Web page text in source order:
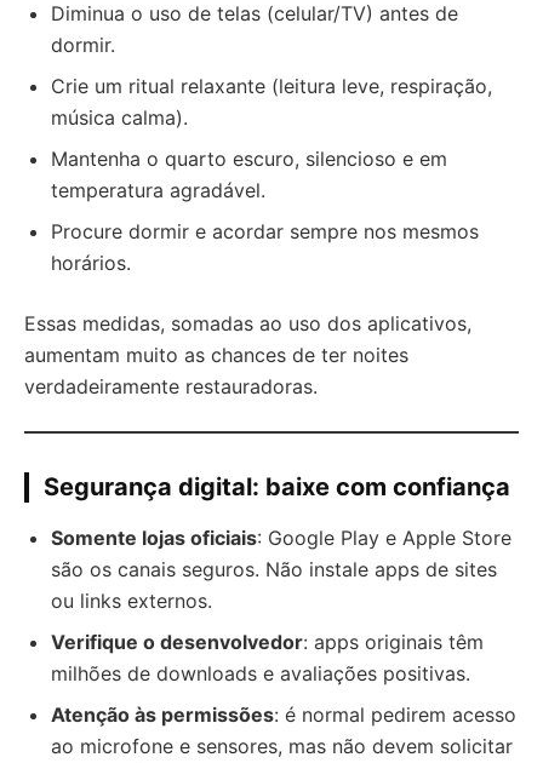
Diminua o uso de telas (celular/TV) antes de
dormir.
Crie um ritual relaxante (leitura leve, respiração,
música calma).
Mantenha o quarto escuro, silencioso e em
temperatura agradável.
Procure dormir e acordar sempre nos mesmos
horários.
Essas medidas, somadas ao uso dos aplicativos,
aumentam muito as chances de ter noites
verdadeiramente restauradoras.
Segurança digital: baixe com confiança
Somente lojas oficiais: Google Play e Apple Store
são os canais seguros. Não instale apps de sites
ou links externos.
Verifique o desenvolvedor: apps originais têm
milhões de downloads e avaliações positivas.
Atenção às permissões: é normal pedirem acesso
ao microfone e sensores, mas não devem solicitar